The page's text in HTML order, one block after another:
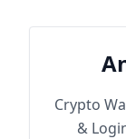
Crypto
&